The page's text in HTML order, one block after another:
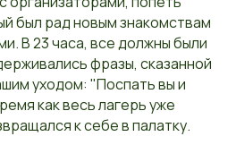
был рад новым знакомствам
В 23 часа, все должны были
фразы, сказанной
уходом: "Поспать вы и
как весь лагерь уже
к себе в палатку.